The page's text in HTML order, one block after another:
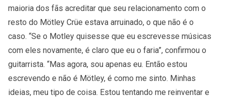
maioria dos fãs acreditar que seu relacionamento com o
resto do Mötley Crüe estava arruinado, o que não é o
caso. “Se o Motley quisesse que eu escrevesse músicas
com eles novamente, é claro que eu o faria”, confirmou o
guitarrista. “Mas agora, sou apenas eu. Então estou
escrevendo e não é Mötley, é como me sinto. Minhas
ideias, meu tipo de coisa. Estou tentando me reinventar e